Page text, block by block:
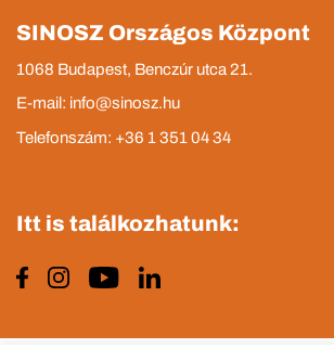
SINOSZ Országos Központ
1068 Budapest, Benczúr utca 21.
E-mail: info@sinosz.hu
Telefonszám: +36 1 351 04 34
Itt is találkozhatunk: